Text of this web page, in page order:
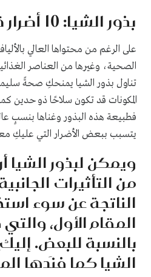
بذور الشيا: 10 أضرار قد لا تعرفينها
الصحية، وغيرها من العناصر
تناول بذور الشيا يمنحكِ صحةً
المكونات قد تكون سلاحًا ذو حدين
فطبيعة هذه البذور وغناها بنسبٍ
يتسبب ببعض الأضرار التي عليكِ
ويمكن لبذور الشيا
من التأثيرات
الناتجة عن سوء
المقام الأول،
بالنسبة للبعض.
الشيا كما فنَدها